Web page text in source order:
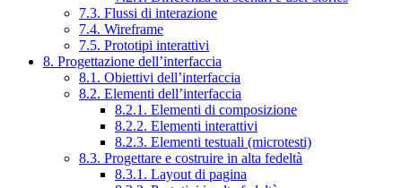
7.3. Flussi di interazione
7.4. Wireframe
7.5. Prototipi interattivi
8. Progettazione dell’interfaccia
8.1. Obiettivi dell’interfaccia
8.2. Elementi dell’interfaccia
8.2.1. Elementi di composizione
8.2.2. Elementi interattivi
8.2.3. Elementi testuali (microtesti)
8.3. Progettare e costruire in alta fedeltà
8.3.1. Layout di pagina